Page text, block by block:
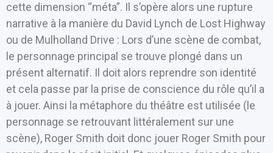
cette dimension “méta”. Il s’opère alors une rupture
narrative à la manière du David Lynch de Lost Highway
ou de Mulholland Drive : Lors d’une scène de combat,
le personnage principal se trouve plongé dans un
présent alternatif. Il doit alors reprendre son identité
et cela passe par la prise de conscience du rôle qu’il a
à jouer. Ainsi la métaphore du théâtre est utilisée (le
personnage se retrouvant littéralement sur une
scène), Roger Smith doit donc jouer Roger Smith pour